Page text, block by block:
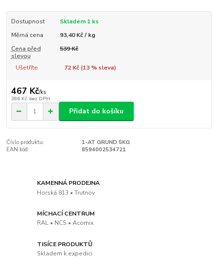
Dostupnost
Skladem 1 ks
Měrná cena
93,40 Kč / kg
Cena před
slevou
539 Kč
Ušetříte 72 Kč (13% sleva)
467 Kč/ks
386 Kč bez DPH
Přidat do košíku
Číslo produktu:
1-AT GRUND 5KG
EAN kód:
8594002534721
KAMENNÁ PRODEJNA
Horská 813 • Trutnov
MÍCHACÍ CENTRUM
RAL • NCS • Acomix
TISÍCE PRODUKTŮ
Skladem k expedici